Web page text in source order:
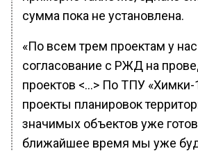
сумма пока не установлена.
«По всем трем проектам у
согласование с РЖД на
проектов <…> По ТПУ
проекты планировок
значимых объектов уже
ближайшее время мы уже